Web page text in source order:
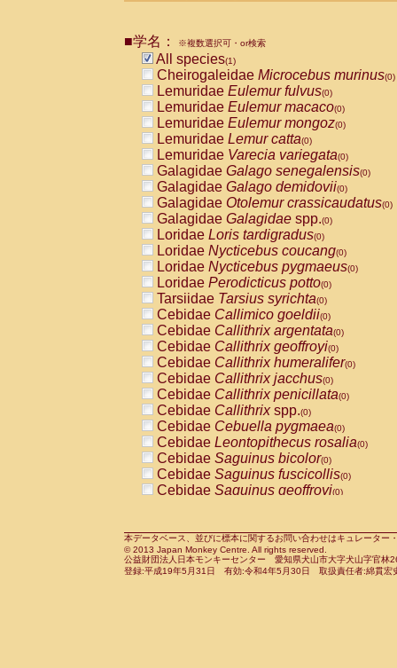
CebidaeCebus nigrivittatus
CebidaeCebus
CebidaeSaimiri boliviensis(0)
CebidaeSaimiri sciureus(0)
AtelidaeAlouatta caraya(0)
AtelidaeAlouatta fusca(0)
AtelidaeAlouatta seniculus
AtelidaeAlouattaspp.(0)
AtelidaeAteles belzebuth(0)
AtelidaeAteles geoffroyi(0)
AtelidaeAteles paniscus(0)
AtelidaeAtelesspp.(0)
Atelidae Lagothrix lagothricha
AtelidaeLagothrix lagothricha cana
PitheciidaeCacajao calvus
PitheciidaeCallicebus cupreus
PitheciidaeCallicebus donacophilus
PitheciidaeCallicebus moloch
PitheciidaeCallicebus torquatus
PitheciidaeCallicebusspp.(0)
PitheciidaeChiropotes satanas(0)
PitheciidaePithecia monachus
PitheciidaePithecia pithecia(0)
CercopithecidaeCercocebus agilis
CercopithecidaeCercocebus
CercopithecidaeCercocebus
CercopithecidaeCercocebus
CercopithecidaeCercocebus
CercopithecidaeCercocebushybrid
CercopithecidaePapio anubis(0)
CercopithecidaePapio cynocephalus
CercopithecidaePapio hamadryas(0)
■学名： ※複数選択可・or検索
All species(1)
Cheirogaleidae Microcebus murinus(0)
Lemuridae Eulemur fulvus(0)
Lemuridae Eulemur macaco(0)
Lemuridae Eulemur mongoz(0)
Lemuridae Lemur catta(0)
Lemuridae Varecia variegata(0)
Galagidae Galago senegalensis(0)
Galagidae Galago demidovii(0)
Galagidae Otolemur crassicaudatus(0)
Galagidae Galagidae spp.(0)
Loridae Loris tardigradus(0)
Loridae Nycticebus coucang(0)
Loridae Nycticebus pygmaeus(0)
Loridae Perodicticus potto(0)
Tarsiidae Tarsius syrichta(0)
Cebidae Callimico goeldii(0)
Cebidae Callithrix argentata(0)
Cebidae Callithrix geoffroyi(0)
Cebidae Callithrix humeralifer(0)
Cebidae Callithrix jacchus(0)
Cebidae Callithrix penicillata(0)
Cebidae Callithrixspp.(0)
Cebidae Cebuella pygmaea(0)
Cebidae Leontopithecus rosalia(0)
Cebidae Saguinus bicolor(0)
Cebidae Saguinus fuscicollis(0)
Cebidae Saguinus geoffroyi(0)
CebidaeSaguinus leucopus(0)
CebidaeSaguinus midas(0)
Cebidae Saguinus mystax(0)
本データベース、並びに標本に関するお問い合わせはキュレータ
© 2013 Japan Monkey Centre. All rights reserved.
公益財団法人日本モンキーセンター 愛知県犬山市大字犬山字官
登録:平成19年5月31日 有効:令和4年5月30日 取扱責任者:綿貫宏